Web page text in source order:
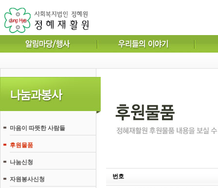
마음이 따뜻한 사람들
후원물품
나눔신청
자원봉사신청 번호